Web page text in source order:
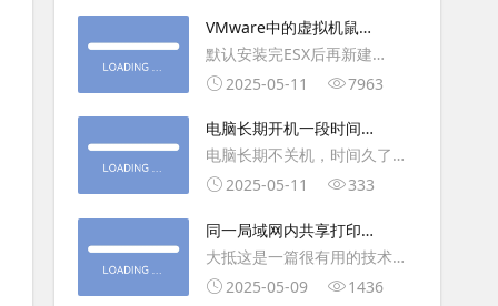
名文件4、完最低
平台：WindowsX64界面语
言：英语/匈牙利/匈牙利/越南/
荷兰/印尼/西班牙/西班牙语/意
大利
VMware中的虚拟机鼠标
移动缓慢,VMware虚拟机
卡顿慢,鼠标移动卡顿问题
默认安装完ESX后再新建
WINDOWS虚拟主机，如
操作虚拟主机，鼠标会非常
钝，这是因为虚拟机没有鼠标
驱动，通过安装vmwaretool后
就可以解决此问
2025-05-11 7963
电脑长期开机一段时间就
卡顿怎么处理
电脑长期不关机，时间久了就
会一直卡，CPU和内存都没占
久，打开任务管理器5秒钟。一
般重启下电脑就可以了或重启
下资源管理器(explorer.exe进
2025-05-11 333
同一局域网内共享打印机
的连接及相关问题解决方
法
大抵这是一篇很有用的技术教
程文章吧！涉及的内容普遍而
2025-05-09 1436